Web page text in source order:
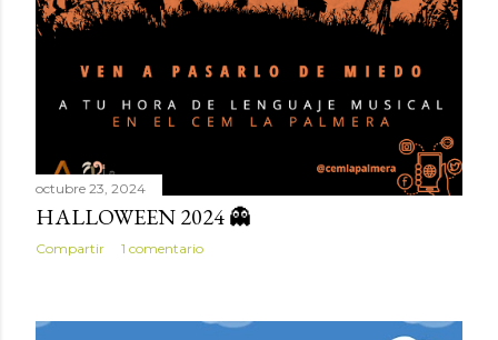
octubre 23, 2024
HALLOWEEN 2024 👻
Compartir 1 comentario